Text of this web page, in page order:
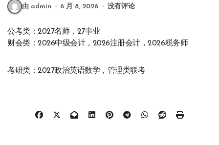
由 admin 6 月 8, 2026 没有评论
公考类：2027名师，27事业
财会类：2026中级会计，2026注册会计，2026税务师
考研类：2027政治英语数学，管理类联考